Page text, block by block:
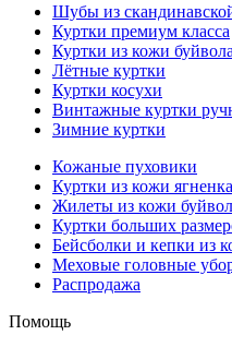
Шубы из
Куртки премиум класса
Куртки из кожи
Лётные куртки
Куртки косухи
Винтажные куртки
Зимние куртки
Кожаные пуховики
Куртки из кожи ягненка
Жилеты из кожи
Куртки больших
Бейсболки и кепки из
Меховые головные
Распродажа
Помощь